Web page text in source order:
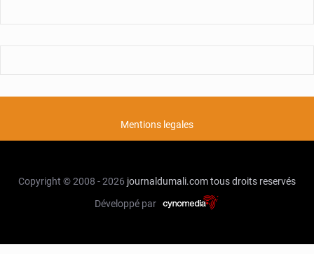
Mentions legales
Copyright © 2008 - 2026 journaldumali.comtous droits reservés
Développé par